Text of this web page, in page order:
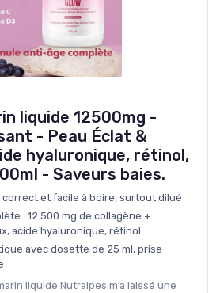
liquide 12500mg -
- Peau Éclat &
hyaluronique, rétinol,
- Saveurs baies.
et facile à boire, surtout dilué
: 12 500 mg de collagène +
acide hyaluronique, rétinol
avec dosette de 25 ml, prise
liquide Nutralpes m’a laissé une